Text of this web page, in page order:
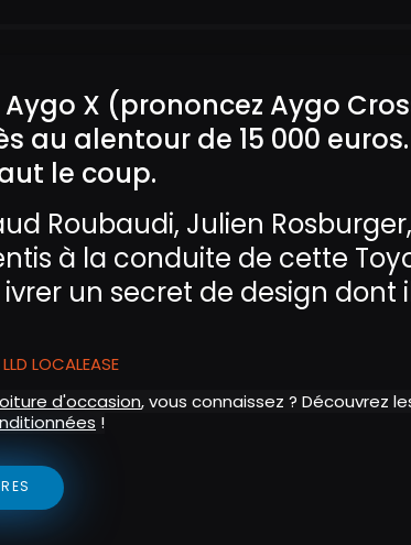
X (prononcez Aygo
au alentour de 15 000
le coup.
Roubaudi, Julien
à la conduite de cette
un secret de design dont
LOCALEASE
d'occasion, vous connaissez ? Découvrez
!